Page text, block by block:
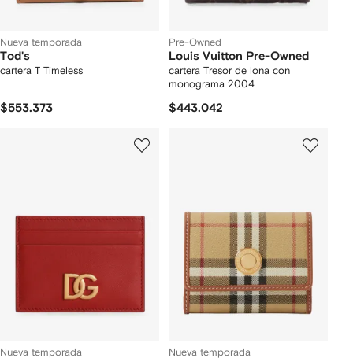
Nueva temporada
Tod's
cartera T Timeless
$553.373
Pre-Owned
Louis Vuitton Pre-Owned
cartera Tresor de lona con
monograma 2004
$443.042
Nueva temporada Nueva temporada